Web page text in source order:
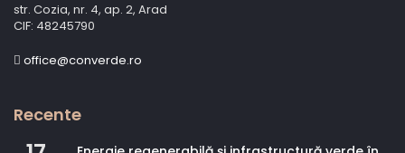
str. Cozia, nr. 4, ap. 2, Arad
CIF: 48245790
office@converde.ro
Recente